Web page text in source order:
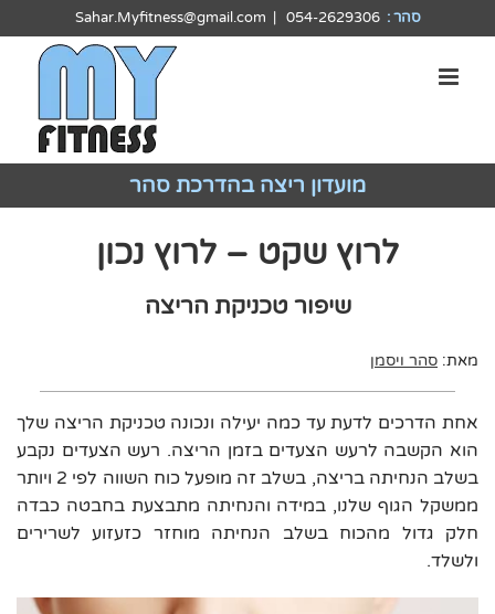
לתוכן
סהר : 054-2629306
Sahar.Myfitness@gmail.com
מועדון ריצה בהדרכת סהר
לרוץ שקט – לרוץ נכון
שיפור טכניקת הריצה
מאת: סהר ויסמן
אחת הדרכים לדעת עד כמה יעילה ונכונה טכניקת הריצה שלך
הוא הקשבה לרעש הצעדים בזמן הריצה. רעש הצעדים נקבע
בשלב הנחיתה בריצה, בשלב זה מופעל כוח השווה לפי 2 ויותר
ממשקל הגוף שלנו, במידה והנחיתה מתבצעת בחבטה כבדה
חלק גדול מהכוח בשלב הנחיתה מוחזר כזעזוע לשרירים
ולשלד.